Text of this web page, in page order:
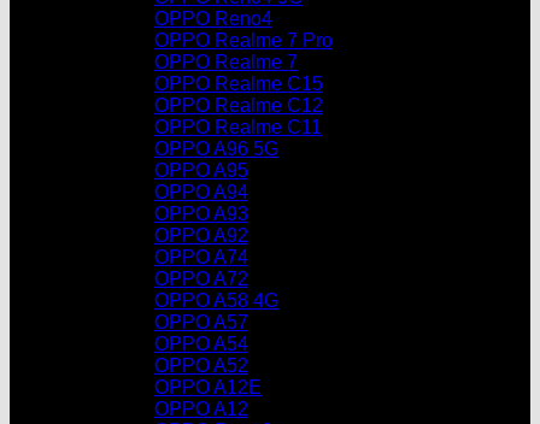
OPPO Reno4
OPPO Realme 7 Pro
OPPO Realme 7
OPPO Realme C15
OPPO Realme C12
OPPO Realme C11
OPPO A96 5G
OPPO A95
OPPO A94
OPPO A93
OPPO A92
OPPO A74
OPPO A72
OPPO A58 4G
OPPO A57
OPPO A54
OPPO A52
OPPO A12E
OPPO A12